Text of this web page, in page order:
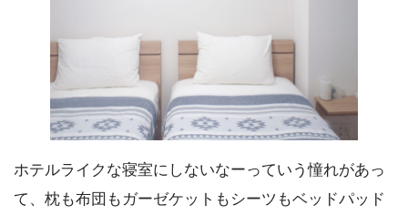
ホテルライクな寝室にしないなーっていう憧れがあっ
て、枕も布団もガーゼケットもシーツもベッドパッド